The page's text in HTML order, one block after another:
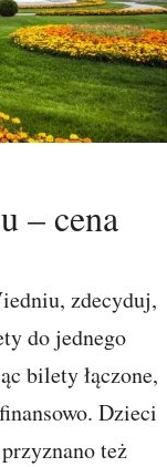
– cena
zdecyduj,
do jednego
bilety łączone,
Dzieci
też